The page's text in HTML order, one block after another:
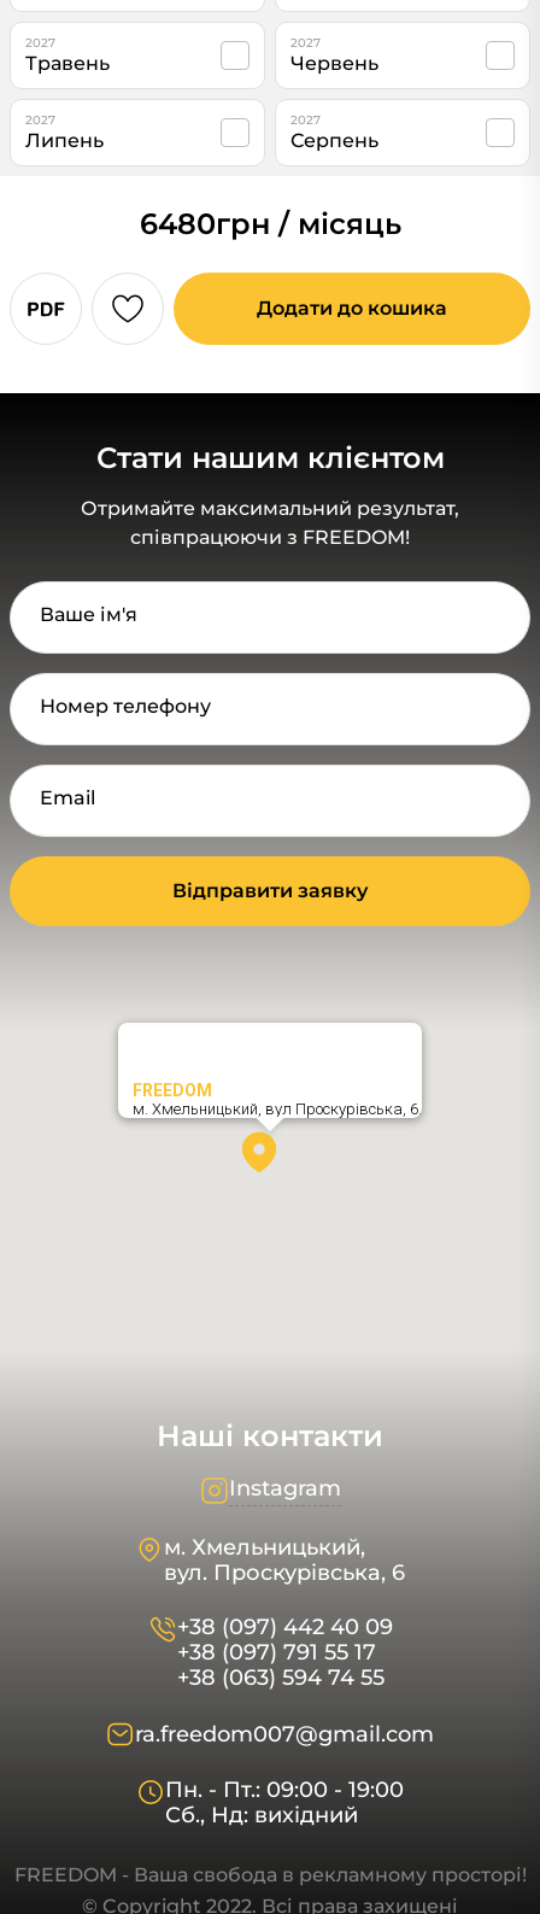
2027
Травень
2027
Червень
2027
Липень
2027
Серпень
6480грн / місяць
Додати до кошика
Стати нашим клієнтом
Отримайте максимальний результат,
співпрацюючи з FREEDOM!
Ваше ім'я
Номер телефону
Email
Відправити заявку
Наші контакти
Instagram
м. Хмельницький,
вул. Проскурівська, 6
+38 (097) 442 40 09
+38 (097) 791 55 17
+38 (063) 594 74 55
ra.freedom007@gmail.com
Пн. - Пт.: 09:00 - 19:00
Сб., Нд: вихідний
FREEDOM
м. Хмельницький, вул Проскурівська, 6,
FREEDOM - Ваша свобода в рекламному просторі!
© Copyright 2022. Всі права захищені